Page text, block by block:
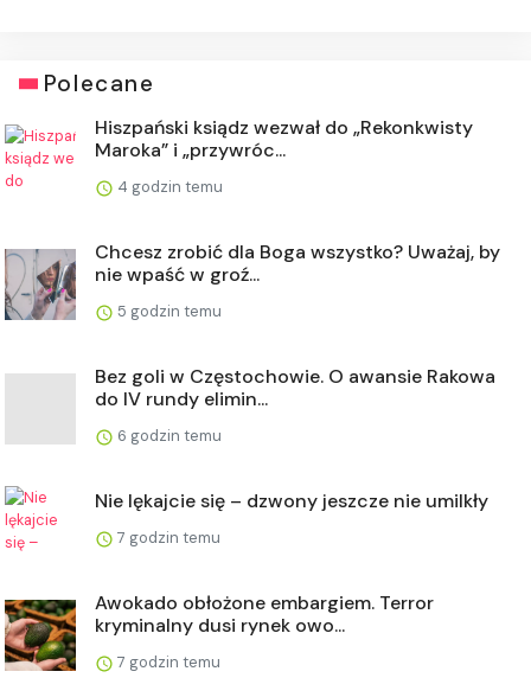
Polecane
Hiszpański ksiądz wezwał do „Rekonkwisty
Maroka” i „przywróc...
4 godzin temu
Chcesz zrobić dla Boga wszystko? Uważaj, by
nie wpaść w groź...
5 godzin temu
Bez goli w Częstochowie. O awansie Rakowa
do IV rundy elimin...
6 godzin temu
Nie lękajcie się – dzwony jeszcze nie umilkły
7 godzin temu
Awokado obłożone embargiem. Terror
kryminalny dusi rynek owo...
7 godzin temu